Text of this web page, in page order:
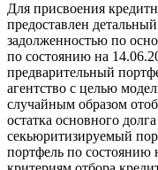
Для присвоения
предоставлен
задолженностью по
по состоянию на
предварительный
агентство с целью
случайным образом
остатка основного
секьюритизируемый
портфель по состоянию